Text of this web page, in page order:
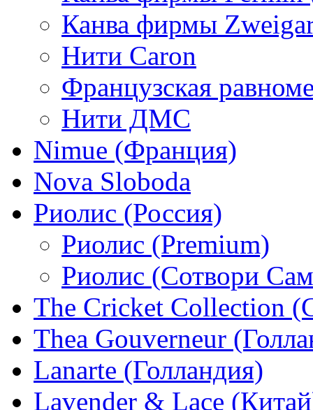
Канва фирмы
Нити Caron
Французская
Нити ДМС
Nimue (Франция)
Nova Sloboda
Риолис (Россия)
Риолис (Premium)
Риолис (Сотвори
The Cricket Collection
Thea Gouverneur
Lanarte (Голландия)
Lavender & Lace